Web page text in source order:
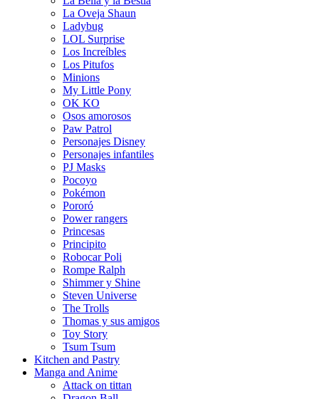
La Oveja Shaun
Ladybug
LOL Surprise
Los Increíbles
Los Pitufos
Minions
My Little Pony
OK KO
Osos amorosos
Paw Patrol
Personajes Disney
Personajes infantiles
PJ Masks
Pocoyo
Pokémon
Pororó
Power rangers
Princesas
Principito
Robocar Poli
Rompe Ralph
Shimmer y Shine
Steven Universe
The Trolls
Thomas y sus amigos
Toy Story
Tsum Tsum
Kitchen and Pastry
Manga and Anime
Attack on tittan